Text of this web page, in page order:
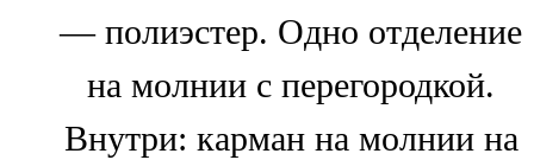
— полиэстер. Одно отделение
на молнии с перегородкой.
Внутри: карман на молнии на